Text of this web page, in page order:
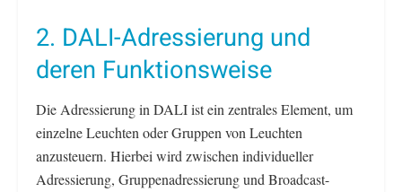
2. DALI-Adressierung und
deren Funktionsweise
Die Adressierung in DALI ist ein zentrales Element, um
einzelne Leuchten oder Gruppen von Leuchten
anzusteuern. Hierbei wird zwischen individueller
Adressierung, Gruppenadressierung und Broadcast-